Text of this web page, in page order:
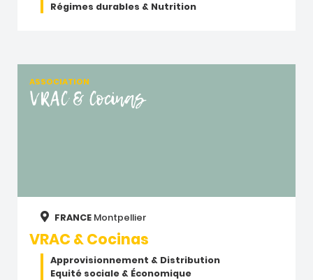
Régimes durables & Nutrition
ASSOCIATION
VRAC & Cocinas
FRANCE Montpellier
VRAC & Cocinas
Approvisionnement & Distribution
Equité sociale & Économique